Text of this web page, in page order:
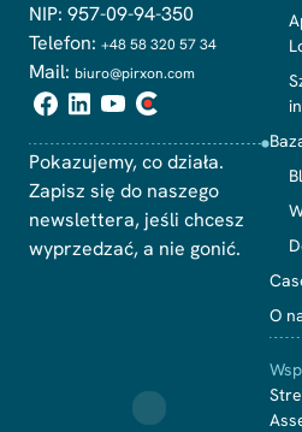
NIP: 957-09-94-350
Telefon: +48 58 320 57 34
Mail: biuro@pirxon.com
Pokazujemy, co działa.
Zapisz się do naszego
newslettera, jeśli chcesz
wyprzedzać, a nie gonić.
O